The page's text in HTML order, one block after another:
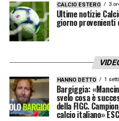
LA PLAYLIST DELLE
CALCIO ESTERO 3
Ultime notizie
giorno
HANNO DETTO 1
Bargiggia:
svelo cosa è
della FIGC.
calcio italiano»